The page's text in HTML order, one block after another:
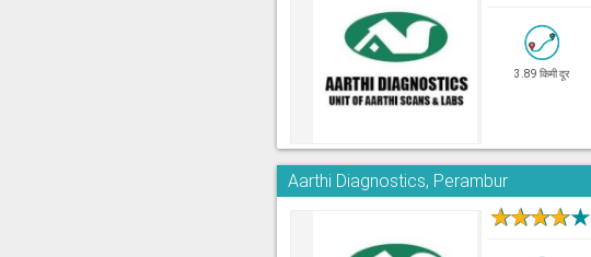
3.89 किमी दूर
Aarthi Diagnostics, Perambur
★★★★★